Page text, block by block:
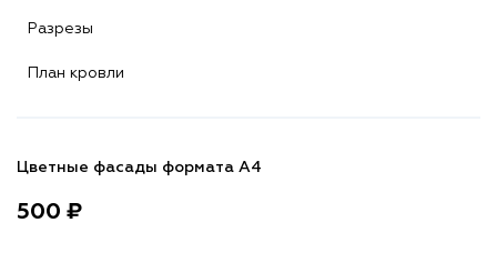
Разрезы
План кровли
Цветные фасады формата А4
500 ₽